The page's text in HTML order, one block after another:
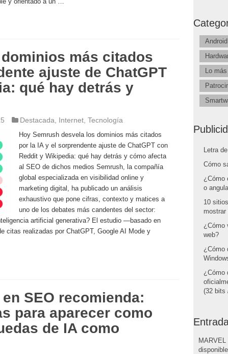
más citados
ajuste de ChatGPT
qué hay detrás y
Destacada Internet, Tecnología
Hoy Semrush desvela los dominios más citados
por la IA y el sorprendente ajuste de ChatGPT con
Reddit y Wikipedia: qué hay detrás y cómo afecta
al SEO de dichos medios Semrush, la compañía
global especializada en visibilidad online y
marketing digital, ha publicado un análisis
exhaustivo que pone cifras, contexto y matices a
uno de los debates más candentes del sector:
artificial generativa? El estudio —basado en
citas realizadas por ChatGPT, Google AI Mode y
SEO recomienda:
para aparecer como
de IA como
Android
Lo
Letra
Cómo
¿Cómo
o
10
mostrar
¿Cómo
web?
¿Cómo
¿Cómo
(32 bits